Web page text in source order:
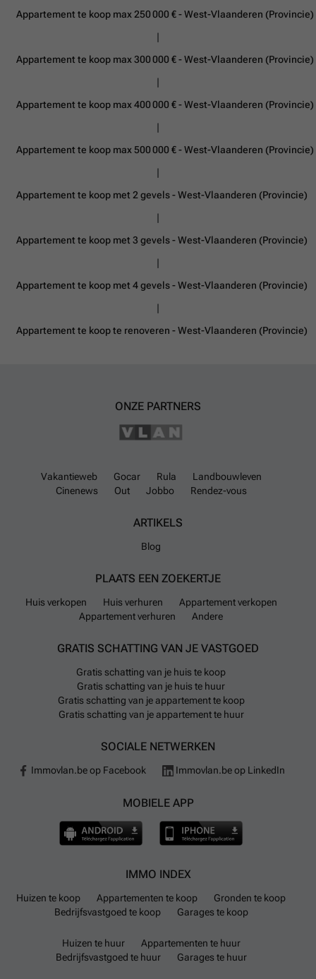
Appartement te koop max 250 000 € - West-Vlaanderen (Provincie)
Appartement te koop max 300 000 € - West-Vlaanderen (Provincie)
Appartement te koop max 400 000 € - West-Vlaanderen (Provincie)
Appartement te koop max 500 000 € - West-Vlaanderen (Provincie)
Appartement te koop met 2 gevels - West-Vlaanderen (Provincie)
Appartement te koop met 3 gevels - West-Vlaanderen (Provincie)
Appartement te koop met 4 gevels - West-Vlaanderen (Provincie)
Appartement te koop te renoveren - West-Vlaanderen (Provincie)
ONZE PARTNERS
Vakantieweb Gocar Rula
Landbouwleven
Cinenews
Out Jobbo Rendez-vous
ARTIKELS
Blog
PLAATS EEN ZOEKERTJE
Huis verkopen Huis verhuren
Appartement verkopen
Appartement verhuren
Andere
GRATIS SCHATTING VAN JE VASTGOED
Gratis schatting van je huis te koop
Gratis schatting van je huis te huur
Gratis schatting van je appartement te koop
Gratis schatting van je appartement te huur
SOCIALE NETWERKEN
Immovlan.be op Facebook Immovlan.be op LinkedIn
MOBIELE APP
IMMO INDEX
Huizen te koop Appartementen te koop
Gronden te koop
Bedrijfsvastgoed te koop
Garages te koop
Huizen te huur
Appartementen te huur
Bedrijfsvastgoed te huur
Garages te huur